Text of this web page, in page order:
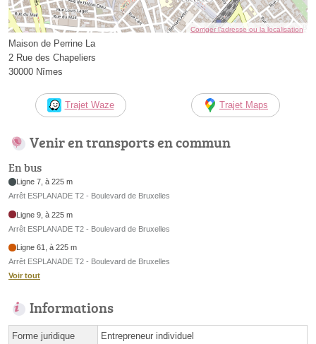
Corriger l’adresse ou la localisation
Maison de Perrine La
2 Rue des Chapeliers
30000 Nîmes
Trajet Waze Trajet Maps
Venir en transports en commun
En bus
Ligne 7, à 225 m
Arrêt ESPLANADE T2 - Boulevard de Bruxelles
Ligne 9, à 225 m
Arrêt ESPLANADE T2 - Boulevard de Bruxelles
Ligne 61, à 225 m
Arrêt ESPLANADE T2 - Boulevard de Bruxelles
Voir tout
Informations
Forme juridique Entrepreneur individuel